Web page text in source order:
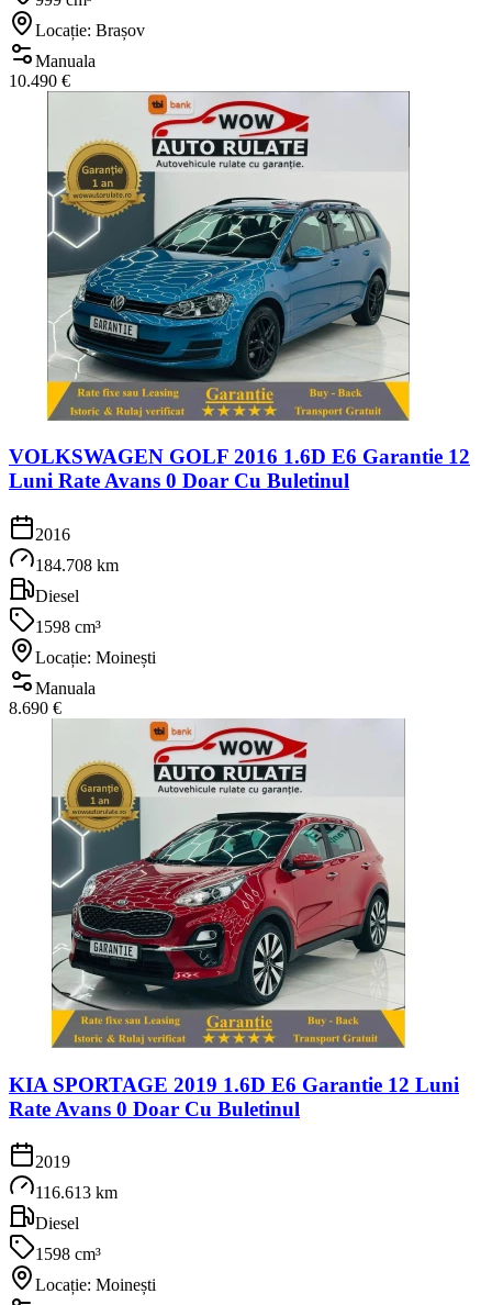
Locație: Brașov
Manuala
10.490 €
VOLKSWAGEN GOLF 2016 1.6D E6 Garantie 12
Luni Rate Avans 0 Doar Cu Buletinul
2016
184.708 km
Diesel
1598 cm³
Locație: Moinești
Manuala
8.690 €
KIA SPORTAGE 2019 1.6D E6 Garantie 12 Luni
Rate Avans 0 Doar Cu Buletinul
2019
116.613 km
Diesel
1598 cm³
Locație: Moinești